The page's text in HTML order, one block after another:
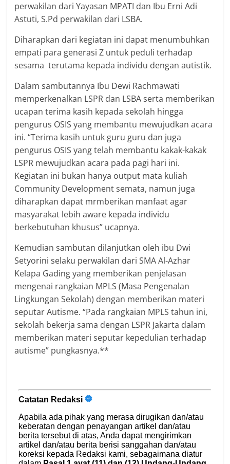
perwakilan dari Yayasan MPATI dan Ibu Erni Adi
Astuti, S.Pd perwakilan dari LSBA.
Diharapkan dari kegiatan ini dapat menumbuhkan
empati para generasi Z untuk peduli terhadap
sesama terutama kepada individu dengan autistik.
Dalam sambutannya Ibu Dewi Rachmawati
memperkenalkan LSPR dan LSBA serta memberikan
ucapan terima kasih kepada sekolah hingga
pengurus OSIS yang membantu mewujudkan acara
ini. “Terima kasih untuk guru guru dan juga
pengurus OSIS yang telah membantu kakak-kakak
LSPR mewujudkan acara pada pagi hari ini.
Kegiatan ini bukan hanya output mata kuliah
Community Development semata, namun juga
diharapkan dapat mrmberikan manfaat agar
masyarakat lebih aware kepada individu
berkebutuhan khusus” ucapnya.
Kemudian sambutan dilanjutkan oleh ibu Dwi
Setyorini selaku perwakilan dari SMA Al-Azhar
Kelapa Gading yang memberikan penjelasan
mengenai rangkaian MPLS (Masa Pengenalan
Lingkungan Sekolah) dengan memberikan materi
seputar Autisme. “Pada rangkaian MPLS tahun ini,
sekolah bekerja sama dengan LSPR Jakarta dalam
memberikan materi seputar kepedulian terhadap
autisme” pungkasnya.**